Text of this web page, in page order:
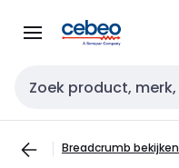
naar
naar
Zoekveld invoer
Breadcrumb bekijken